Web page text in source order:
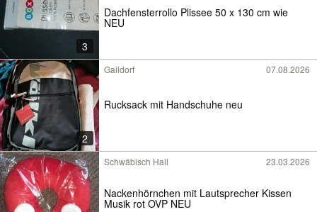
3
Dachfensterrollo Plissee 50 x 130 cm wie
NEU
2
Gaildorf 07.08.2026
Rucksack mit Handschuhe neu
Schwäbisch Hall 23.03.2026
Nackenhörnchen mit Lautsprecher Kissen
Musik rot OVP NEU